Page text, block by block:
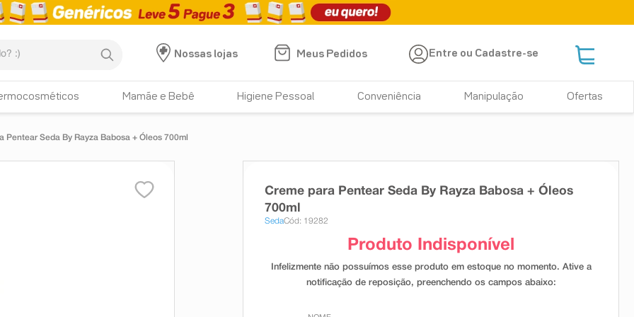
Nossas lojas
Meus Pedidos Entre ou Cadastre-se
Mamãe e Bebê Higiene Pessoal Conveniência Manipulação Ofertas
Pentear Seda By Rayza Babosa + Óleos 700ml
Creme para Pentear Seda By Rayza Babosa + Óleos
700ml
SedaCód: 19282